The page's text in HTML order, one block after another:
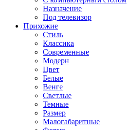
Назначение
Под телевизор
Прихожие
Стиль
Классика
Современные
Модерн
Цвет
Белые
Венге
Светлые
Темные
Размер
Малогабаритные